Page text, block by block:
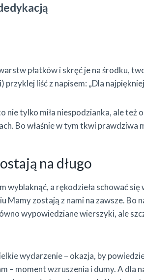
płatków i skręć je na środku,
przyklej liść z napisem: „Dla
nie tylko miła niespodzianka, ale też
Bo właśnie w tym tkwi prawdziwa
na długo
wyblaknąć, a rękodzieła schować
Mamy zostają z nami na zawsze. Bo
wypowiedziane wierszyki, ale
wydarzenie – okazja, by
– moment wzruszenia i dumy. A dla